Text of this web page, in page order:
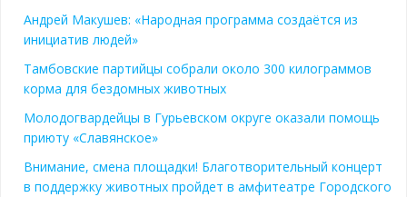
Андрей Макушев: «Народная программа создаётся из
инициатив людей»
Тамбовские партийцы собрали около 300 килограммов
корма для бездомных животных
Молодогвардейцы в Гурьевском округе оказали помощь
приюту «Славянское»
Внимание, смена площадки! Благотворительный концерт
в поддержку животных пройдет в амфитеатре Городского